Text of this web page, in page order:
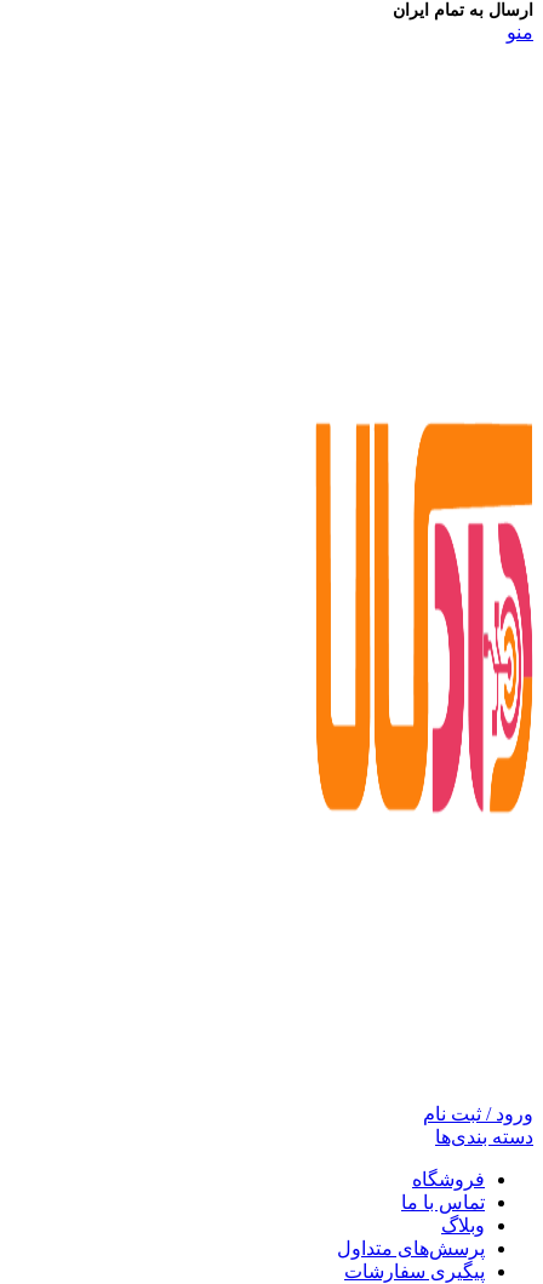
ارسال به تمام ایران
منو
ورود / ثبت نام
دسته بندی‌ها
فروشگاه
تماس با ما
وبلاگ
پرسش‌های متداول
پیگیری سفارشات